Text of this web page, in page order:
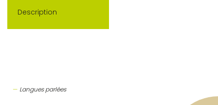
Description
Langues parlées